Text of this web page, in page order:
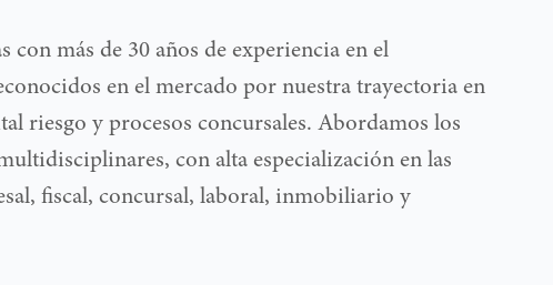
con más de 30 años de experiencia en el
en el mercado por nuestra trayectoria en
riesgo y procesos concursales. Abordamos los
con alta especialización en las
fiscal, concursal, laboral, inmobiliario y